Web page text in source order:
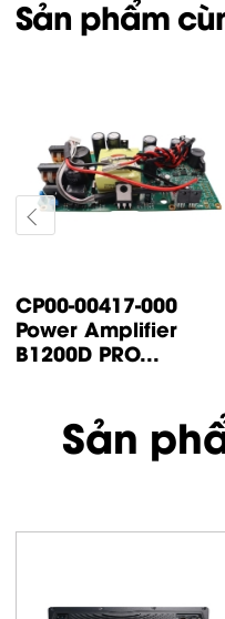
Sản phẩm
CP00-00417-000
Power Amplifier
B1200D PRO...
Sản